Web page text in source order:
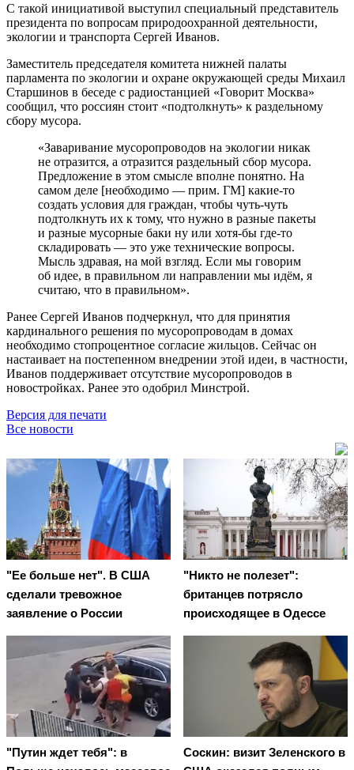
С такой инициативой выступил специальный представитель
президента по вопросам природоохранной деятельности,
экологии и транспорта Сергей Иванов.
Заместитель председателя комитета нижней палаты
парламента по экологии и охране окружающей среды Михаил
Старшинов в беседе с радиостанцией «Говорит Москва»
сообщил, что россиян стоит «подтолкнуть» к раздельному
сбору мусора.
«Заваривание мусоропроводов на экологии никак
не отразится, а отразится раздельный сбор мусора.
Предложение в этом смысле вполне понятно. На
самом деле [необходимо — прим. ГМ] какие-то
создать условия для граждан, чтобы чуть-чуть
подтолкнуть их к тому, что нужно в разные пакеты
и разные мусорные баки ну или хотя-бы где-то
складировать — это уже технические вопросы.
Мысль здравая, на мой взгляд. Если мы говорим
об идее, в правильном ли направлении мы идём, я
считаю, что в правильном».
Ранее Сергей Иванов подчеркнул, что для принятия
кардинального решения по мусоропроводам в домах
необходимо стопроцентное согласие жильцов. Сейчас он
настаивает на постепенном внедрении этой идеи, в частности,
Иванов поддерживает отсутствие мусоропроводов в
новостройках. Ранее это одобрил Минстрой.
Версия для печати
Все новости
"Ее больше нет". В США
сделали тревожное
заявление о России
"Никто не полезет":
британцев потрясло
происходящее в Одессе
"Путин ждет тебя": в
Соскин: визит Зеленского в